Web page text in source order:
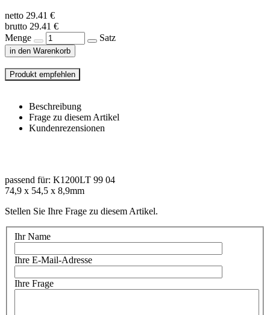
netto 29.41 €
brutto 29.41 €
Menge
Satz
in den Warenkorb
Beschreibung
Frage zu diesem Artikel
Kundenrezensionen
passend für: K1200LT 99 04
74,9 x 54,5 x 8,9mm
Stellen Sie Ihre Frage zu diesem Artikel.
Ihr Name
Ihre E-Mail-Adresse
Ihre Frage